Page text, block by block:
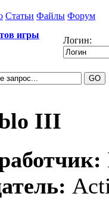
Статьи Файлы Форум
игры
Логин:
III